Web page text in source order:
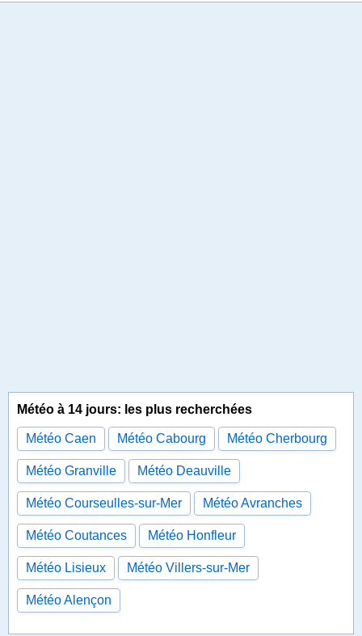
Météo à 14 jours: les plus recherchées
Météo Caen Météo Cabourg Météo Cherbourg
Météo Granville Météo Deauville
Météo Courseulles-sur-Mer Météo Avranches
Météo Coutances Météo Honfleur
Météo Lisieux Météo Villers-sur-Mer
Météo Alençon